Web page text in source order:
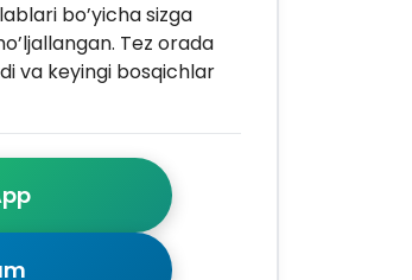
bo’yicha sizga
Tez orada
va keyingi bosqichlar